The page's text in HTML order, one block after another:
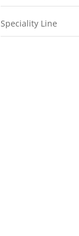
Speciality Line